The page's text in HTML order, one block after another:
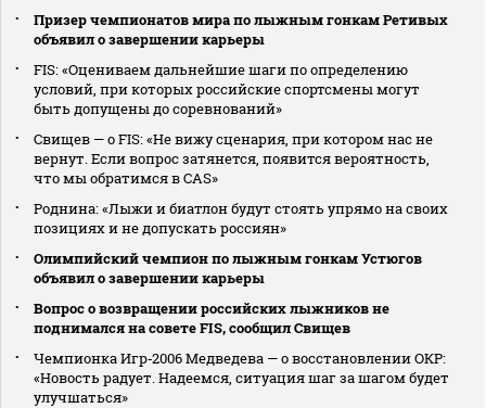
Призер чемпионатов мира по лыжным гонкам Ретивых
объявил о завершении карьеры
FIS: «Оцениваем дальнейшие шаги по определению
условий, при которых российские спортсмены могут
быть допущены до соревнований»
Свищев — о FIS: «Не вижу сценария, при котором нас не
вернут. Если вопрос затянется, появится вероятность,
что мы обратимся в CAS»
Роднина: «Лыжи и биатлон будут стоять упрямо на своих
позициях и не допускать россиян»
Олимпийский чемпион по лыжным гонкам Устюгов
объявил о завершении карьеры
Вопрос о возвращении российских лыжников не
поднимался на совете FIS, сообщил Свищев
Чемпионка Игр‑2006 Медведева — о восстановлении ОКР:
«Новость радует. Надеемся, ситуация шаг за шагом будет
улучшаться»